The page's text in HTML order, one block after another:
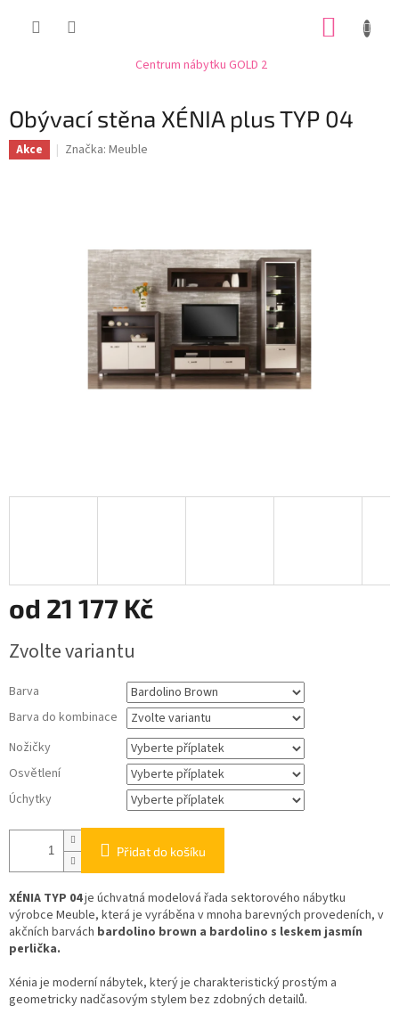
Centrum nábytku GOLD 2
Obývací stěna XÉNIA plus TYP 04
Akce Značka: Meuble
od 21 177 Kč
cena:
Zvolte variantu
Barva
Barva do kombinace
Nožičky
Osvětlení
Úchytky
Přidat do košíku
XÉNIA TYP 04je úchvatná modelová řada sektorového nábytku
výrobce Meuble, která je vyráběna v mnoha barevných provedeních, v
akčních barvách bardolino brown a bardolino s leskem jasmín
perlička.
Xénia je moderní nábytek, který je charakteristický prostým a
geometricky nadčasovým stylem bez zdobných detailů.